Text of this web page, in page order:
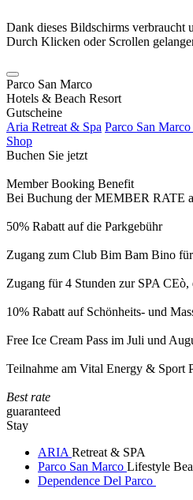
Dank dieses Bildschirms verbraucht
Durch Klicken oder Scrollen
Parco San Marco
Hotels & Beach Resort
Gutscheine
Aria Retreat & Spa Parco San
Shop
Buchen Sie jetzt
Member Booking Benefit
Bei Buchung der MEMBER RATE
50% Rabatt auf die Parkgebühr
Zugang zum Club Bim Bam Bino
Zugang für 4 Stunden zur SPA
10% Rabatt auf Schönheits- und
Free Ice Cream Pass im Juli und
Teilnahme am Vital Energy & Sport
Best rate
guaranteed
Stay
ARIA Retreat & SPA
Parco San Marco Lifestyle
Dependence Del Parco